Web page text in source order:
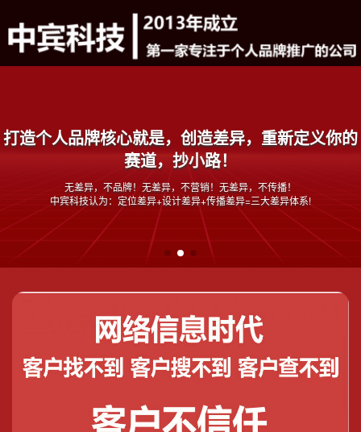
打造个人品牌核心就是，创造差异，重新定义你的
赛道，抄小路！
无差异，不品牌！无差异，不营销！无差异，不传播！
中宾科技认为：定位差异+设计差异+传播差异=三大差异体系!